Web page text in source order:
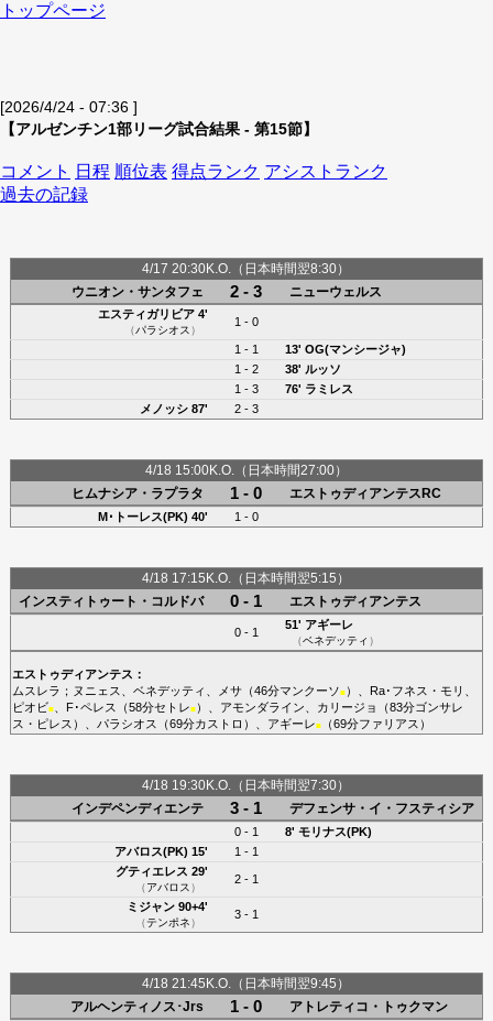
トップページ
[2026/4/24 - 07:36 ]
【アルゼンチン1部リーグ試合結果 - 第15節】
コメント 日程 順位表 得点ランク アシストランク
過去の記録
4/17 20:30K.O.（日本時間翌8:30）
ウニオン・サンタフェ
2 - 3 ニューウェルス
エスティガリビア4'
（パラシオス ）
1 - 0
1 - 1 13' OG(マンシージャ)
1 - 2
38' ルッソ
1 - 3
76' ラミレス
メノッシ87' 2 - 3
4/18 15:00K.O.（日本時間27:00）
ヒムナシア・ラプラタ
1 - 0 エストゥディアンテスRC
M･トーレス(PK) 40' 1 - 0
4/18 17:15K.O.（日本時間翌5:15）
インスティトゥート・コルドバ
0 - 1 エストゥディアンテス
0 - 1
51' アギーレ
（ベネデッティ ）
エストゥディアンテス ：
ムスレラ ； ヌニェス ベネデッティ メサ（46分マンクーソ■）、 Ra･フネス・モリ
ピオビ■、 F･ペレス （58分セトレ■）、 アモンダライン カリージョ （83分ゴンサレ
ス・ピレス ）、 パラシオス （69分カストロ ）、 アギーレ■（69分ファリアス ）
4/18 19:30K.O.（日本時間翌7:30）
インデペンディエンテ
3 - 1 デフェンサ・イ・フスティシア
0 - 1 8' モリナス(PK)
アバロス(PK) 15'
1 - 1
グティエレス 29'
（アバロス ）
2 - 1
ミジャン90+4'
（テンポネ）
3 - 1
4/18 21:45K.O.（日本時間翌9:45）
アルヘンティノス･Jrs
1 - 0 アトレティコ・トゥクマン